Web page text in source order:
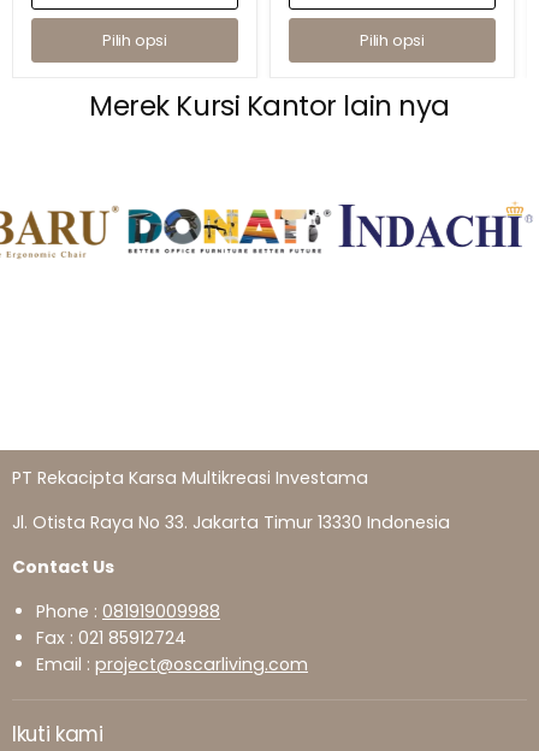
Pilih opsi Pilih opsi
Merek Kursi Kantor lain nya
PT Rekacipta Karsa Multikreasi Investama
Jl. Otista Raya No 33. Jakarta Timur 13330 Indonesia
Contact Us
Phone : 081919009988
Fax : 021 85912724
Email : project@oscarliving.com
Ikuti kami